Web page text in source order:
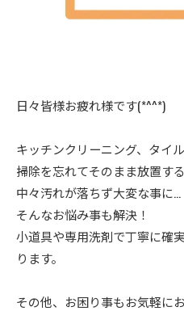
日々皆様お疲れ様です(*^^*)
キッチンクリーニング、タイ
掃除を忘れてそのまま放置す
中々汚れが落ちず大変な事に…
そんなお悩み事も解決！
小道具や専用洗剤で丁寧に確
ります。
その他、お困り事もお気軽に